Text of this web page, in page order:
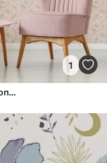
1
Oiseaux et roses, motif vintage sur fond rose poudré